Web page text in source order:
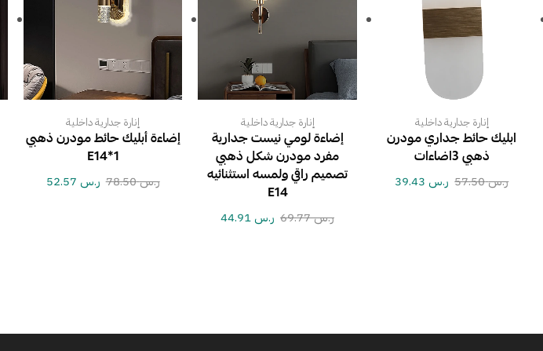
إنارة جدارية داخلية
ابليك حائط جداري مودرن
ذهبي 3اضاءات
ر.س57.50 ر.س
إنارة جدارية داخلية
إضاءة لومي نيست جدارية
مفرد مودرن شكل ذهبي
تصميم راقي ولمسه استثنائيه
E14
ر.س69.77 ر.س
إنارة جدارية داخلية
إضاءة أبليك حائط مودرن ذهبي
E14*1
ر.س78.50 ر.س